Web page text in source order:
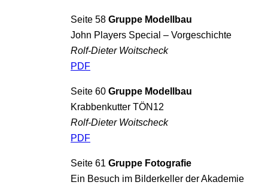
Seite 58 Gruppe Modellbau
John Players Special – Vorgeschichte
Rolf-Dieter Woitscheck
PDF
Seite 60 Gruppe Modellbau
Krabbenkutter TÖN12
Rolf-Dieter Woitscheck
PDF
Seite 61 Gruppe Fotografie
Ein Besuch im Bilderkeller der Akademie